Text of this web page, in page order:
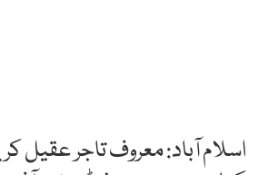
اسلام آباد: معروف تاجر عقیل